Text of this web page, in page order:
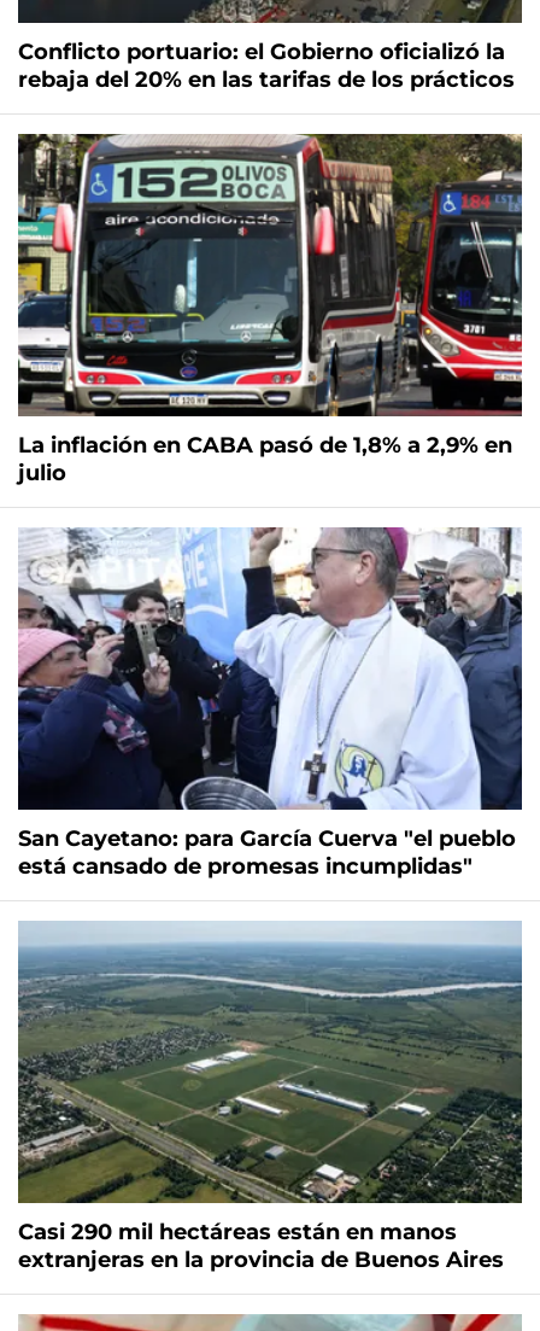
Conflicto portuario: el Gobierno oficializó la
rebaja del 20% en las tarifas de los prácticos
La inflación en CABA pasó de 1,8% a 2,9% en
julio
San Cayetano: para García Cuerva "el pueblo
está cansado de promesas incumplidas"
Casi 290 mil hectáreas están en manos
extranjeras en la provincia de Buenos Aires